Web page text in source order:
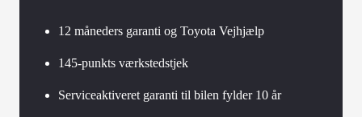
12 måneders garanti og Toyota Vejhjælp
145-punkts værkstedstjek
Serviceaktiveret garanti til bilen fylder 10 år